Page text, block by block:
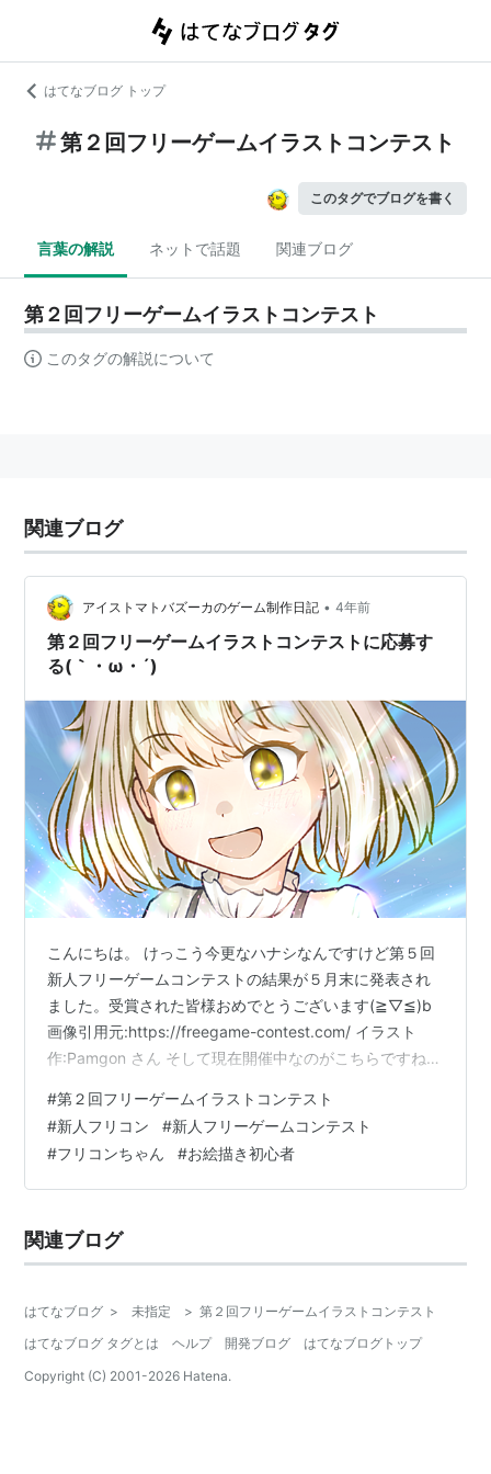
はてなブログ トップ
第２回フリーゲームイラストコンテスト
このタグでブログを書く
言葉の解説 ネットで話題 関連ブログ
第２回フリーゲームイラストコンテスト
このタグの解説について
関連ブログ
アイストマトバズーカのゲーム制作日記 • 4年前
第２回フリーゲームイラストコンテストに応募す
る(｀・ω・´)
こんにちは。 けっこう今更なハナシなんですけど第５回
新人フリーゲームコンテストの結果が５月末に発表され
ました。受賞された皆様おめでとうございます(≧▽≦)b
画像引用元:https://freegame-contest.com/ イラスト
作:Pamgon さん そして現在開催中なのがこちらですね。
ん 第２回フリーゲームイラストコンテスト。今回も新人
フリコンのマスコットキャラクター、フリコンちゃんを
描いて応募しました。 これです↓ いいか悪いかはさてお
き前回に比べいつもの自分の絵柄になったなという感想
#第２回フリーゲームイラストコンテスト
#新人フリコン #新人フリーゲームコンテスト
#フリコンちゃん #お絵描き初心者
関連ブログ
はてなブログ > 未指定 > 第２回フリーゲームイラストコンテスト
はてなブログ タグとは
ヘルプ 開発ブログ
はてなブログトップ
Copyright (C) 2001-2026 Hatena.